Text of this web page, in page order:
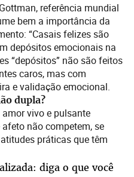
referência mundial
bem a importância da
“Casais felizes são
depósitos emocionais na
“depósitos” não são feitos
caros, mas com
e validação emocional.
dupla?
vivo e pulsante
não competem, se
práticas que têm
diga o que você